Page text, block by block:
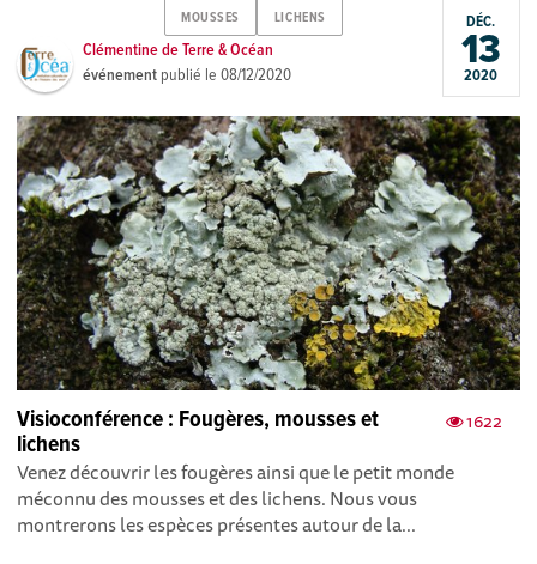
MOUSSES LICHENS
Clémentine de Terre & Océan
événement publié le08/12/2020
DÉC.
13
2020
1622
Visioconférence : Fougères, mousses et
lichens
Venez découvrir les fougères ainsi que le petit monde
méconnu des mousses et des lichens. Nous vous
montrerons les espèces présentes autour de la...